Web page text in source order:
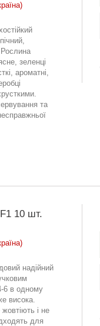
Рослина
зеленці
ароматні,
та
10 шт.
надійний
6 в одному
висока.
і не
для